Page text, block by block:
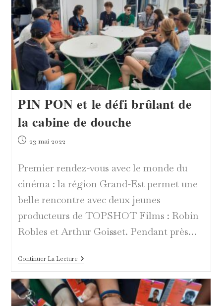
PIN PON et le défi brûlant de
la cabine de douche
Publication
23 mai 2022
Premier rendez-vous avec le monde du
cinéma : la région Grand-Est permet une
belle rencontre avec deux jeunes
producteurs de TOPSHOT Films : Robin
Robles et Arthur Goisset. Pendant près…
Continuer La LecturePIN
Le
Défi
Brûlant